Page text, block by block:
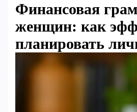
Финансовая
женщин: как
планировать